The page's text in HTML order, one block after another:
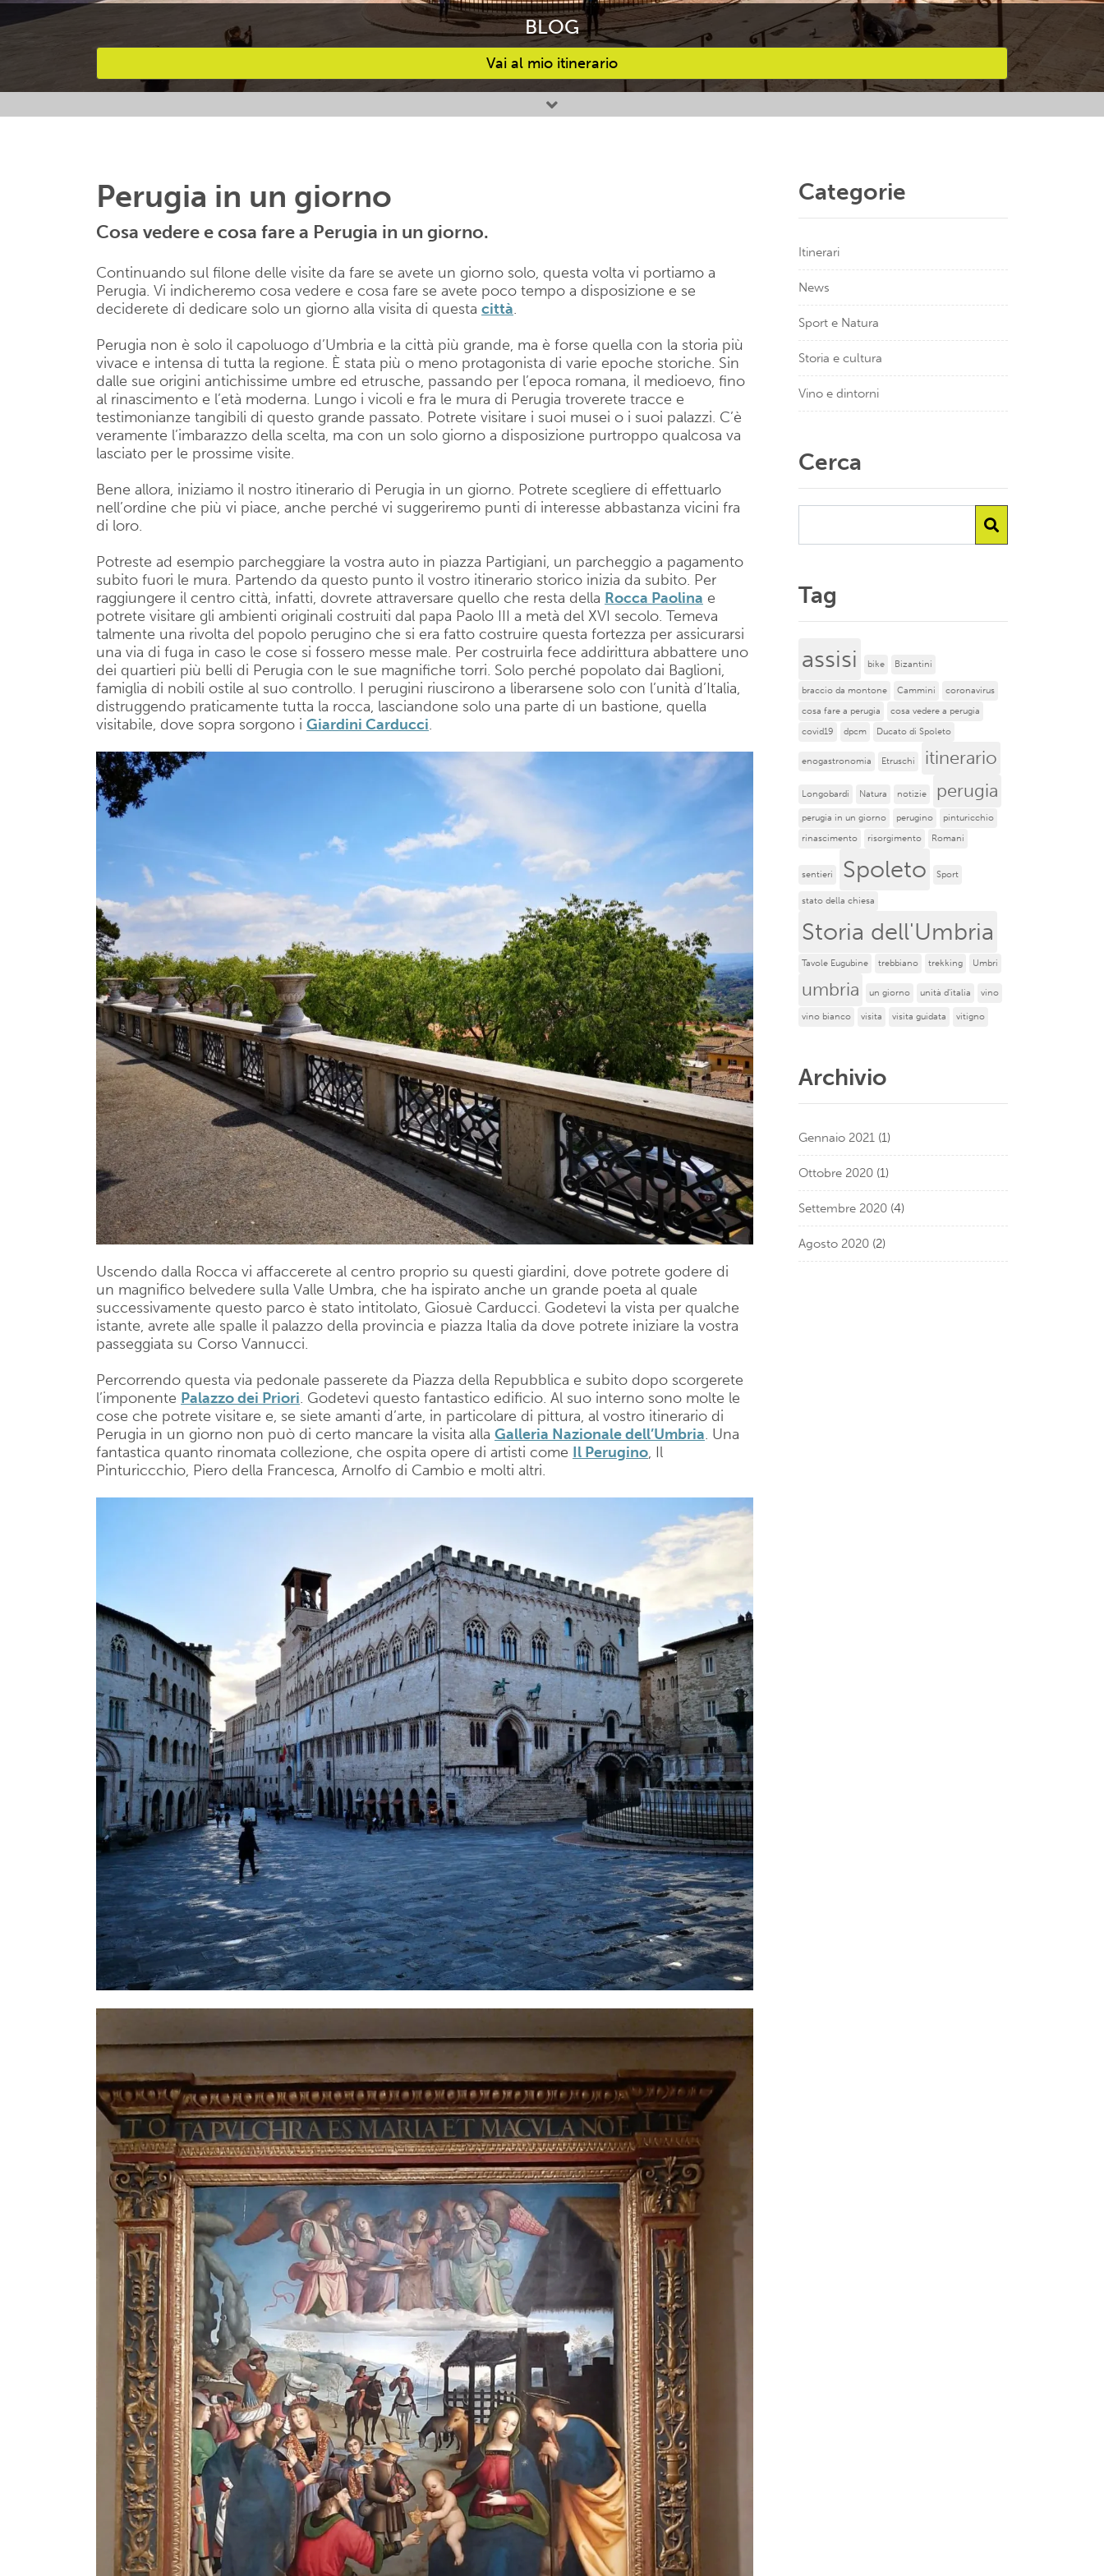
BLOG
Vai al mio itinerario
Attività preferite
Perugia in un giorno
Cosa vedere e cosa fare a Perugia in un giorno.
Continuando sul filone delle visite da fare se avete un giorno solo, questa volta vi portiamo a
Perugia. Vi indicheremo cosa vedere e cosa fare se avete poco tempo a disposizione e se
deciderete di dedicare solo un giorno alla visita di questa città.
Perugia non è solo il capoluogo d’Umbria e la città più grande, ma è forse quella con la storia più
vivace e intensa di tutta la regione. È stata più o meno protagonista di varie epoche storiche. Sin
dalle sue origini antichissime umbre ed etrusche, passando per l’epoca romana, il medioevo, fino
al rinascimento e l’età moderna. Lungo i vicoli e fra le mura di Perugia troverete tracce e
testimonianze tangibili di questo grande passato. Potrete visitare i suoi musei o i suoi palazzi. C’è
veramente l’imbarazzo della scelta, ma con un solo giorno a disposizione purtroppo qualcosa va
lasciato per le prossime visite.
Bene allora, iniziamo il nostro itinerario di Perugia in un giorno. Potrete scegliere di effettuarlo
nell’ordine che più vi piace, anche perché vi suggeriremo punti di interesse abbastanza vicini fra
di loro.
Potreste ad esempio parcheggiare la vostra auto in piazza Partigiani, un parcheggio a pagamento
subito fuori le mura. Partendo da questo punto il vostro itinerario storico inizia da subito. Per
raggiungere il centro città, infatti, dovrete attraversare quello che resta della Rocca Paolina e
potrete visitare gli ambienti originali costruiti dal papa Paolo III a metà del XVI secolo. Temeva
talmente una rivolta del popolo perugino che si era fatto costruire questa fortezza per assicurarsi
una via di fuga in caso le cose si fossero messe male. Per costruirla fece addirittura abbattere uno
dei quartieri più belli di Perugia con le sue magnifiche torri. Solo perché popolato dai Baglioni,
famiglia di nobili ostile al suo controllo. I perugini riuscirono a liberarsene solo con l’unità d’Italia,
distruggendo praticamente tutta la rocca, lasciandone solo una parte di un bastione, quella
visitabile, dove sopra sorgono i Giardini Carducci.
Uscendo dalla Rocca vi affaccerete al centro proprio su questi giardini, dove potrete godere di
un magnifico belvedere sulla Valle Umbra, che ha ispirato anche un grande poeta al quale
successivamente questo parco è stato intitolato, Giosuè Carducci. Godetevi la vista per qualche
istante, avrete alle spalle il palazzo della provincia e piazza Italia da dove potrete iniziare la vostra
passeggiata su Corso Vannucci.
Percorrendo questa via pedonale passerete da Piazza della Repubblica e subito dopo scorgerete
l’imponente Palazzo dei Priori. Godetevi questo fantastico edificio. Al suo interno sono molte le
cose che potrete visitare e, se siete amanti d’arte, in particolare di pittura, al vostro itinerario di
Perugia in un giorno non può di certo mancare la visita alla Galleria Nazionale dell’Umbria. Una
fantastica quanto rinomata collezione, che ospita opere di artisti come Il Perugino, Il
Pinturiccchio, Piero della Francesca, Arnolfo di Cambio e molti altri.
Categorie
Itinerari
News
Sport e Natura
Storia e cultura
Vino e dintorni
Cerca
Tag
assisi bike Bizantini
braccio da montone Cammini
coronavirus
cosa fare a perugia
cosa vedere a perugia
covid19
dpcm Ducato di Spoleto
enogastronomia Etruschi itinerario
Longobardi Natura notizie perugia
perugia in un giorno perugino
pinturicchio
rinascimento
risorgimento Romani
sentieri Spoleto Sport
stato della chiesa
Storia dell'Umbria
Tavole Eugubine trebbiano trekking Umbri
umbria un giorno unità d'italia vino
vino bianco visita visita guidata vitigno
Archivio
Gennaio 2021 (1)
Ottobre 2020 (1)
Settembre 2020 (4)
Agosto 2020 (2)